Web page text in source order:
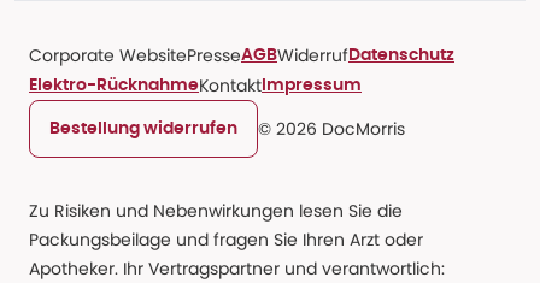
Corporate WebsitePresseAGBWiderruf Datenschutz
Elektro-RücknahmeKontakt Impressum
Bestellung widerrufen © 2026 DocMorris
Zu Risiken und Nebenwirkungen lesen Sie die
Packungsbeilage und fragen Sie Ihren Arzt oder
Apotheker. Ihr Vertragspartner und verantwortlich: